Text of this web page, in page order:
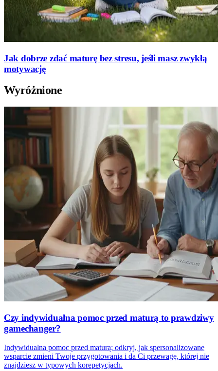
Jak dobrze zdać maturę bez stresu, jeśli masz zwykłą
motywację
Wyróżnione
Czy indywidualna pomoc przed maturą to prawdziwy
gamechanger?
Indywidualna pomoc przed maturą: odkryj, jak spersonalizowane
wsparcie zmieni Twoje przygotowania i da Ci przewagę, której nie
znajdziesz w typowych korepetycjach.